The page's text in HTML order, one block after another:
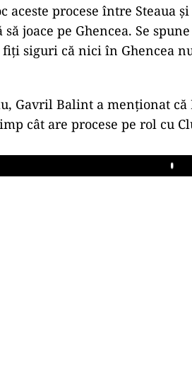
aceste procese între Steaua
să joace pe Ghencea. Se
siguri că nici în Ghencea
Gavril Balint a menţionat că
cât are procese pe rol cu
Play